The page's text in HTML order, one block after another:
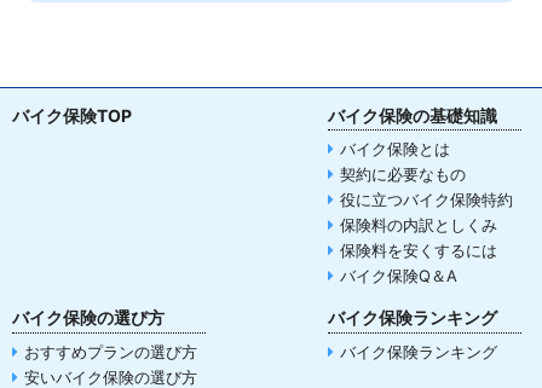
バイク保険TOP バイク保険の基礎知識
バイク保険とは
契約に必要なもの
役に立つバイク保険特約
保険料の内訳としくみ
保険料を安くするには
バイク保険Q＆A
バイク保険の選び方
おすすめプランの選び方
安いバイク保険の選び方
バイク保険ランキング
バイク保険ランキング